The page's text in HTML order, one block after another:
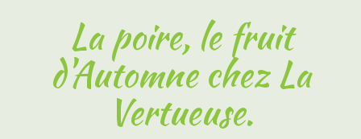
La poire, le fruit
d'Automne chez La
Vertueuse.